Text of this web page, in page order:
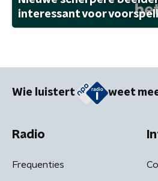
interessant voor
Wie luistert weet
Radio
Frequenties